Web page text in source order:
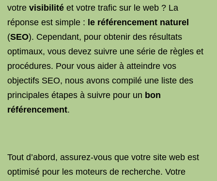
votre visibilité et votre trafic sur le web ? La
réponse est simple : le référencement naturel
(SEO). Cependant, pour obtenir des résultats
optimaux, vous devez suivre une série de règles et
procédures. Pour vous aider à atteindre vos
objectifs SEO, nous avons compilé une liste des
principales étapes à suivre pour un bon
référencement.
Tout d’abord, assurez-vous que votre site web est
optimisé pour les moteurs de recherche. Votre